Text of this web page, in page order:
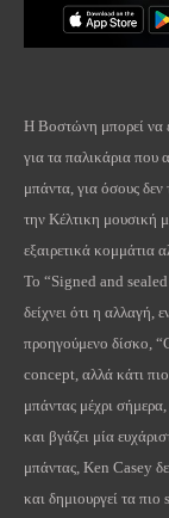
Η Βοστώνη μπορεί να
για τα παλικάρια που
μπάντα, για όσους δεν
την Κέλτικη μουσική
εξαιρετικά κομμάτια
Το “Signed and sealed
δείχνει ότι η αλλαγή,
προηγούμενο δίσκο, “
concept , αλλά κάτι
μπάντας μέχρι
και βγάζει μία
μπάντας, Ken Casey
και δημιουργεί τα πιο